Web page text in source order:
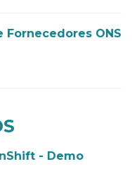
Fornecedores ONS
- Demo